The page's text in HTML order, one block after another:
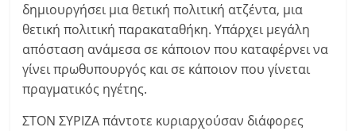
δημιουργήσει μια θετική πολιτική ατζέντα, μια
θετική πολιτική παρακαταθήκη. Υπάρχει μεγάλη
απόσταση ανάμεσα σε κάποιον που καταφέρνει να
γίνει πρωθυπουργός και σε κάποιον που γίνεται
πραγματικός ηγέτης.
ΣΤΟΝ ΣΥΡΙΖΑ πάντοτε κυριαρχούσαν διάφορες